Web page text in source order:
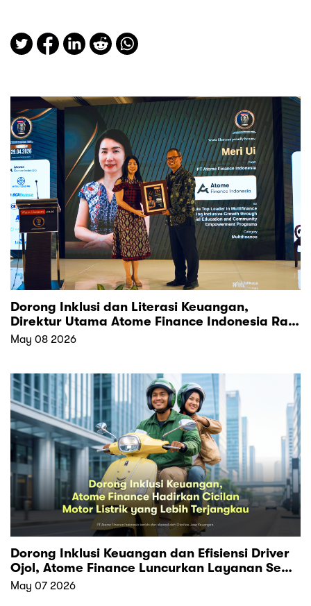
Dorong Inklusi dan Literasi Keuangan,
Direktur Utama Atome Finance Indonesia Raih
Penghargaan “Indonesia Top Leader in
Multifinance 2026”
May 08 2026
Dorong Inklusi Keuangan dan Efisiensi Driver
Ojol, Atome Finance Luncurkan Layanan Sewa
Pembiayaan Motor Listrik yang Lebih
Terjangkau
May 07 2026